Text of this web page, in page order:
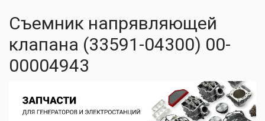
Съемник напрявляющей
клапана (33591-04300) 00-
00004943